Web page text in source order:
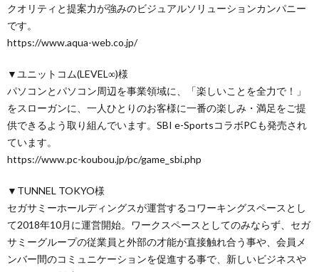
クオリティと提案力が強みのビジュアルソリューションカンパニー
です。
https://www.aqua-web.co.jp/
▼ユニットコム(LEVEL∞)様
パソコンとパソコン周辺を事業領域に、「楽しいことを全力で！」
をスローガンに、一人ひとりのお客様に一番の楽しみ・満足をご提
供できるよう取り組んでいます。SBI e-SportsコラボPCも発売され
ています。
https://www.pc-koubou.jp/pc/game_sbi.php
▼TUNNEL TOKYO様
セガサミーホールディングスが運営するコワーキングスペースとし
て2018年10月に運営開始。ワークスペースとしてのみならず、セガ
サミーグループの従業員と外部の才能が直接触れ合う事や、会員メ
ンバー間のコミュニケーションを促進する事で、新しいビジネスや